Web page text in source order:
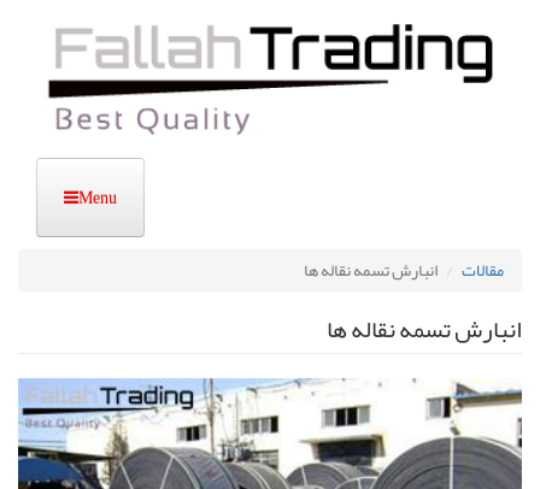
مقالات انبارش تسمه نقاله ها
انبارش تسمه نقاله ها